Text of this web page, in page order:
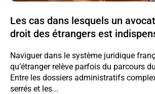
Les cas dans lesquels un
droit des étrangers est
Naviguer dans le système juridique
qu’étranger relève parfois du parcours
Entre les dossiers administratifs
serrés et les...